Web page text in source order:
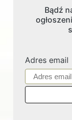
Bądź
Adres email